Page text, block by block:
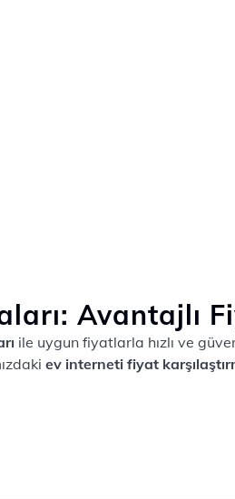
Avantajlı
ile uygun fiyatlarla hızlı ve
ev interneti fiyat